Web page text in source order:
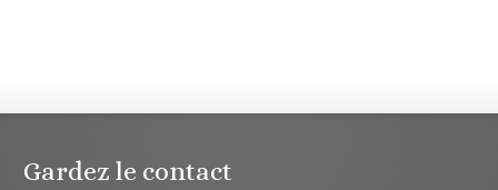
Gardez le contact